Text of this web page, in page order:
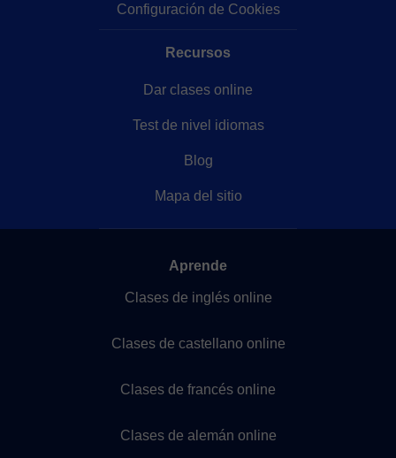
Configuración de Cookies
Recursos
Dar clases online
Test de nivel idiomas
Blog
Mapa del sitio
Aprende
Clases de inglés online
Clases de castellano online
Clases de francés online
Clases de alemán online